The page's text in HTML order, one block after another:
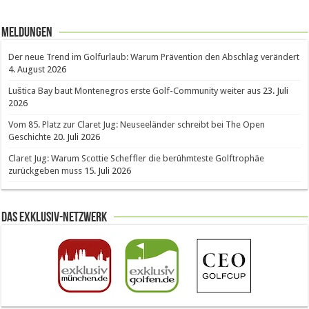
Meldungen
Der neue Trend im Golfurlaub: Warum Prävention den Abschlag verändert
4. August 2026
Luštica Bay baut Montenegros erste Golf-Community weiter aus 23. Juli
2026
Vom 85. Platz zur Claret Jug: Neuseeländer schreibt bei The Open
Geschichte 20. Juli 2026
Claret Jug: Warum Scottie Scheffler die berühmteste Golftrophäe
zurückgeben muss 15. Juli 2026
Das Exklusiv-Netzwerk